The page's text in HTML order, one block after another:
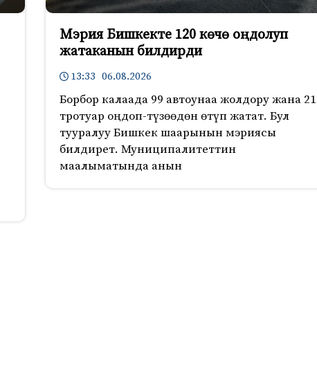
Мэрия Бишкекте 120 көчө оңдолуп
жатаканын билдирди
13:33 06.08.2026
Борбор калаада 99 автоунаа жолдору жана 21
тротуар оңдоп-түзөөдөн өтүп жатат. Бул
тууралуу Бишкек шаарынын мэриясы
билдирет. Муниципалитеттин
маалыматында анын